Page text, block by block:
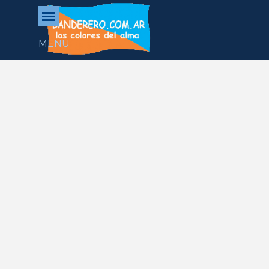
Vaya al Contenido
Saltar menú
MENU